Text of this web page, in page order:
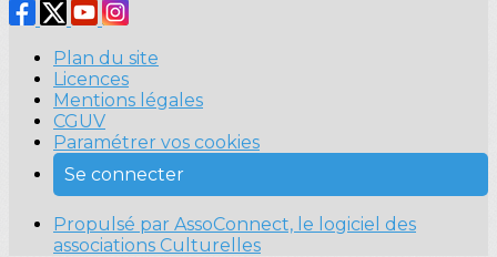
Plan du site
Licences
Mentions légales
CGUV
Paramétrer vos cookies
Se connecter
Propulsé par AssoConnect, le logiciel des
associations Culturelles